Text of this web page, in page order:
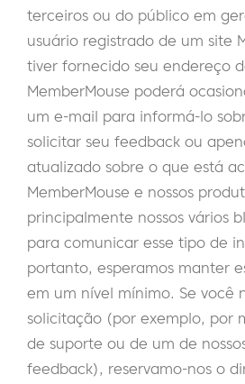
terceiros ou do público em
usuário registrado de um site
tiver fornecido seu endereço
MemberMouse poderá
um e-mail para informá-lo
solicitar seu feedback ou
atualizado sobre o que está
MemberMouse e nossos
principalmente nossos vários
para comunicar esse tipo de
portanto, esperamos manter
em um nível mínimo. Se você
solicitação (por exemplo, por
de suporte ou de um de
feedback), reservamo-nos o